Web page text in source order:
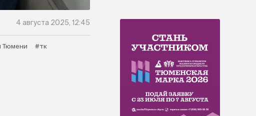
4 августа 2025, 12:45
Тюмени #тк